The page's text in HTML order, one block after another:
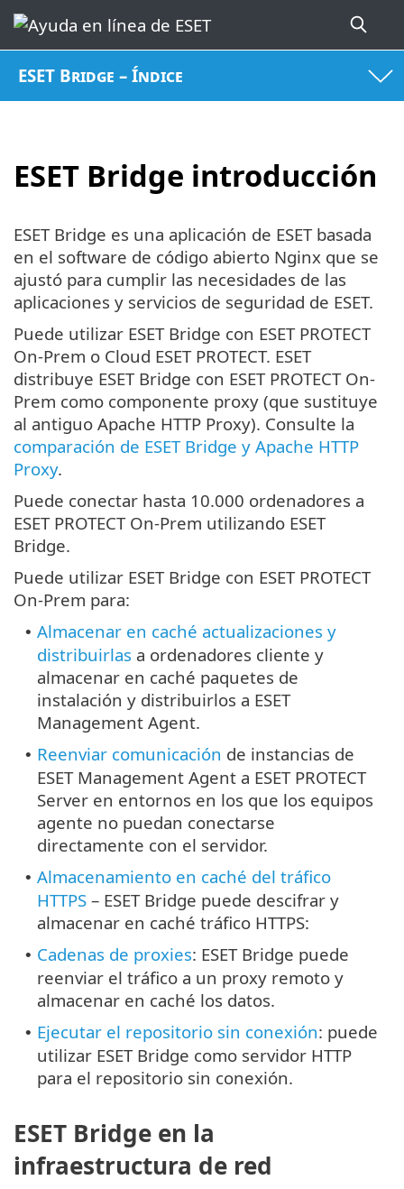
ESET Bridge – Índice
ESET Bridge introducción
ESET Bridge es una aplicación de ESET basada
en el software de código abierto Nginx que se
ajustó para cumplir las necesidades de las
aplicaciones y servicios de seguridad de ESET.
Puede utilizar ESET Bridge con ESET PROTECT
On-Prem o Cloud ESET PROTECT. ESET
distribuye ESET Bridge con ESET PROTECT On-
Prem como componente proxy (que sustituye
al antiguo Apache HTTP Proxy). Consulte la
comparación de ESET Bridge y Apache HTTP
Proxy.
Puede conectar hasta 10.000 ordenadores a
ESET PROTECT On-Prem utilizando ESET
Bridge.
Puede utilizar ESET Bridge con ESET PROTECT
On-Prem para:
• Almacenar en caché actualizaciones y
distribuirlas a ordenadores cliente y
almacenar en caché paquetes de
instalación y distribuirlos a ESET
Management Agent.
• Reenviar comunicación de instancias de
ESET Management Agent a ESET PROTECT
Server en entornos en los que los equipos
agente no puedan conectarse
directamente con el servidor.
• Almacenamiento en caché del tráfico
HTTPS – ESET Bridge puede descifrar y
almacenar en caché tráfico HTTPS:
• Cadenas de proxies: ESET Bridge puede
reenviar el tráfico a un proxy remoto y
almacenar en caché los datos.
• Ejecutar el repositorio sin conexión: puede
utilizar ESET Bridge como servidor HTTP
para el repositorio sin conexión.
ESET Bridge en la
infraestructura de red